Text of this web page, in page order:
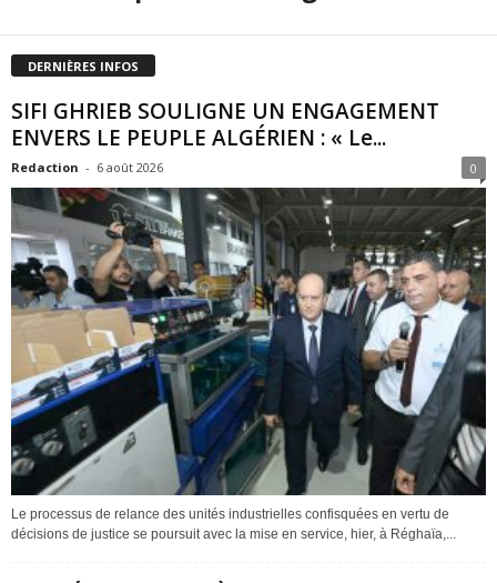
DERNIÈRES INFOS
SIFI GHRIEB SOULIGNE UN ENGAGEMENT
ENVERS LE PEUPLE ALGÉRIEN : « Le...
Redaction - 6 août 2026 0
Le processus de relance des unités industrielles confisquées en vertu de
décisions de justice se poursuit avec la mise en service, hier, à Réghaïa,...